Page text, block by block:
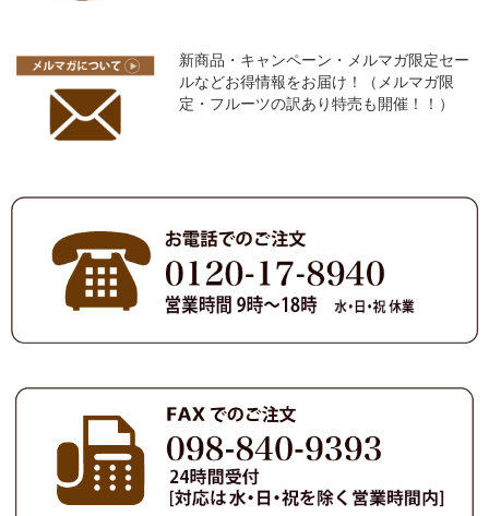
新商品・キャンペーン・メルマガ限定セー
ルなどお得情報をお届け！（メルマガ限
定・フルーツの訳あり特売も開催！！）